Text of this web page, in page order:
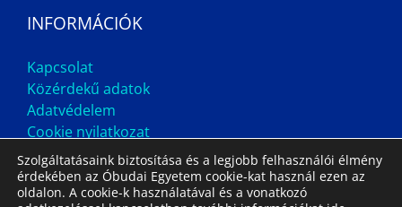
INFORMÁCIÓK
Kapcsolat
Közérdekű adatok
Adatvédelem
Cookie nyilatkozat
Szolgáltatásaink biztosítása és a legjobb felhasználói élmény
érdekében az Óbudai Egyetem cookie-kat használ ezen az
oldalon. A cookie-k használatával és a vonatkozó